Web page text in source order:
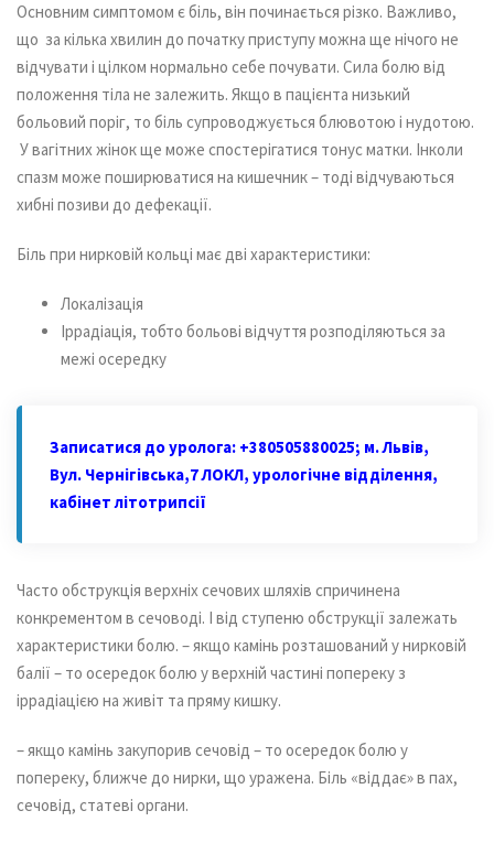
Основним симптомом є біль, він починається різко. Важливо,
що за кілька хвилин до початку приступу можна ще нічого не
відчувати і цілком нормально себе почувати. Сила болю від
положення тіла не залежить. Якщо в пацієнта низький
больовий поріг, то біль супроводжується блювотою і нудотою.
У вагітних жінок ще може спостерігатися тонус матки. Інколи
спазм може поширюватися на кишечник – тоді відчуваються
хибні позиви до дефекації.
Біль при нирковій кольці має дві характеристики:
Локалізація
Іррадіація, тобто больові відчуття розподіляються за
межі осередку
Записатися до уролога: +380505880025; м. Львів,
Вул. Чернігівська,7 ЛОКЛ, урологічне відділення,
кабінет літотрипсії
Часто обструкція верхніх сечових шляхів спричинена
конкрементом в сечоводі. І від ступеню обструкції залежать
характеристики болю. – якщо камінь розташований у нирковій
балії – то осередок болю у верхній частині попереку з
іррадіацією на живіт та пряму кишку.
– якщо камінь закупорив сечовід – то осередок болю у
попереку, ближче до нирки, що уражена. Біль «віддає» в пах,
сечовід, статеві органи.